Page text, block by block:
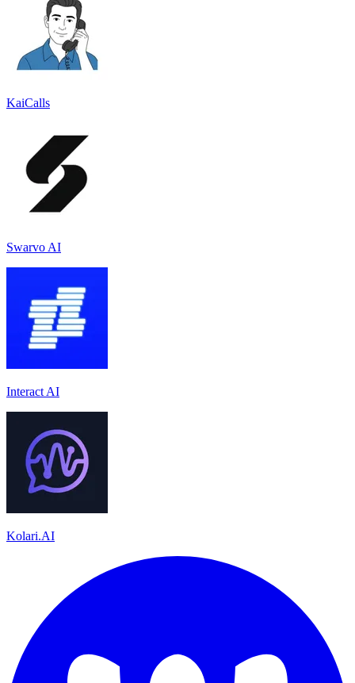
KaiCalls
Swarvo AI
Interact AI
Kolari.AI